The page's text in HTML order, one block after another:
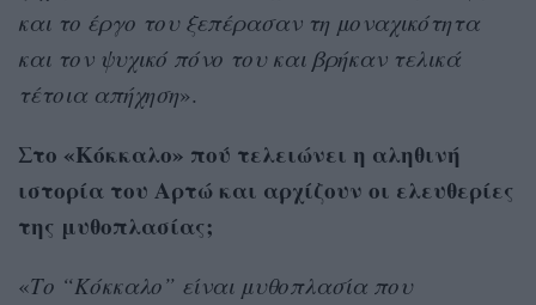
και το έργο του ξεπέρασαν τη μοναχικότητα
και τον ψυχικό πόνο του και βρήκαν τελικά
τέτοια απήχηση».
Στο «Κόκκαλο» πού τελειώνει η αληθινή
ιστορία του Αρτώ και αρχίζουν οι ελευθερίες
της μυθοπλασίας;
«Το “Κόκκαλο” είναι μυθοπλασία που